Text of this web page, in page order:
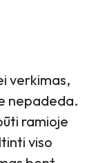
verkimas,
nepadeda.
ramioje
viso